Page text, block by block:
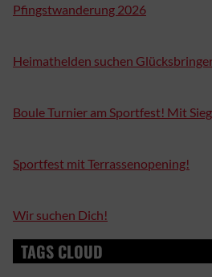
Pfingstwanderung 2026
Heimathelden suchen
Boule Turnier am Sportfest! Mit
Sportfest mit Terrassenopening!
Wir suchen Dich!
TAGS CLOUD